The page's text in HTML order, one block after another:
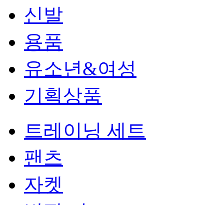
신발
용품
유소년&여성
기획상품
트레이닝 세트
팬츠
자켓